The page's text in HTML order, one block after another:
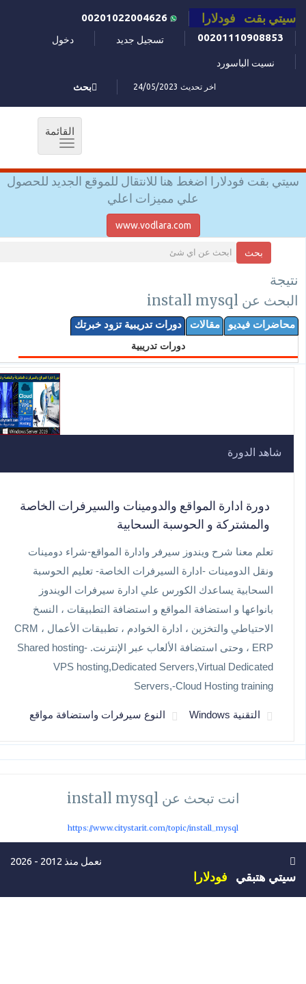
سيتي بقت فودلارا
00201110908853
تسجيل جديد دخول
نسيت الباسورد
اخر تحديث 24/05/2023 بحث
القائمة
Toggle
سيتي بقت فودلارا اضغط هنا للانتقال للموقع الجديد للحصول
علي مميزات اعلي
www.vodlara.com
بحث
نتيجة
البحث عن install mysql
محاضرات فيديو مقالات دورات تدريبية تزود خبرتك
دورات تدريبية
شاهد الدورة
دورة ادارة المواقع والدومينات والسيرفرات الخاصة
والمشتركة و الحوسبة السحابية
تعلم معنا شرح ويندوز سيرفر وادارة المواقع-شراء دومينات
ونقل الدومينات -ادارة السيرفرات الخاصة- تعليم الحوسبة
السحابية يساعدك الكورس علي ادارة سيرفرات الويندوز
بانواعها و استضافة المواقع و استضافة التطبيقات ، النسخ
الاحتياطي والتخزين ، ادارة الخوادم ، تطبيقات الأعمال CRM ،
ERP ، وحتى استضافة الألعاب عبر الإنترنت. Shared hosting-
VPS hosting,Dedicated Servers,Virtual Dedicated
Servers,-Cloud Hosting training
التقنية Windows النوع سيرفرات واستضافة مواقع
انت تبحث عن install mysql
https://www.citystarit.com/topic/install_mysql
نعمل منذ 2012 - 2026
سيتي هتبقي فودلارا